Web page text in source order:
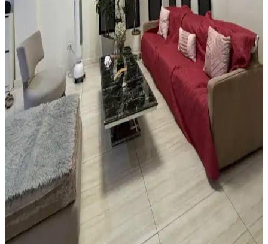
Güneş ışığının zemin üzerindeki zararlarını önlemek için alan halısı
seçimi ve UV engelleyici pencere filmi kullanımı önemlidir. Oval
halılar mekâna uyum sağlar, nemli alanlarda ise suyu tutan tepsiler
tercih edilmelidir.
Yatak Odasında Halı Kullanımı ve Dekorasyon
İpuçlarıyla Mekânın Fonksiyonelliğini Artırma
Yatak odasında halı kullanımı mekâna sıcaklık ve fonksiyonellik
katar. Açık renkli halılar, mobilya düzenlemeleri ve bitkilerle odanın
estetiği ve işlevselliği artırılır.
Vintage Yatakların Yatak Odası Düzenine Etkisi ve
Mekâna Uyum Sağlama Yöntemleri
Vintage yatakların mekâna uyumu, boyut ve yerleşim planlaması ile
renk ve dekorasyon uyumu, kişisel tercihlerle dengelenerek yatak
odasında estetik ve fonksiyonellik sağlanır.
Oturma Odası Dekorasyonunda Büyük Mobilya
Değişikliği Olmadan Mekân Yenileme Yöntemleri